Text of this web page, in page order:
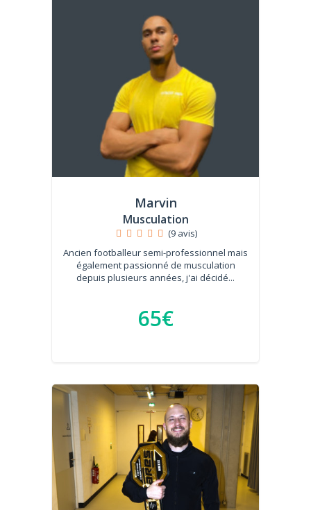
Marvin
Musculation
(9 avis)
Ancien footballeur semi-professionnel mais
également passionné de musculation
depuis plusieurs années, j'ai décidé...
65€